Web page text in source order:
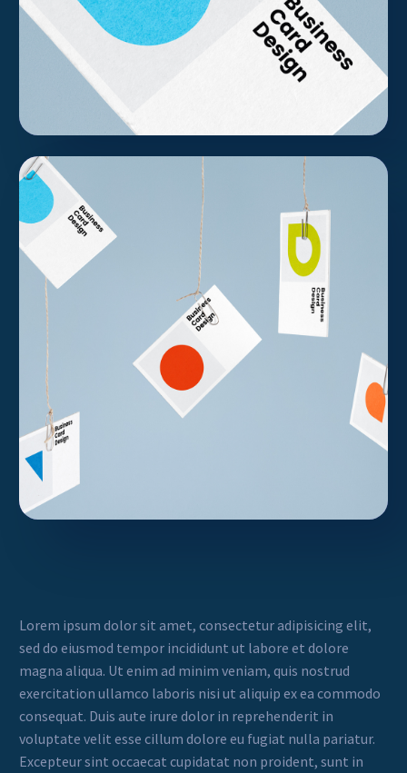
Lorem ipsum dolor sit amet, consectetur adipisicing elit,
sed do eiusmod tempor incididunt ut labore et dolore
magna aliqua. Ut enim ad minim veniam, quis nostrud
exercitation ullamco laboris nisi ut aliquip ex ea commodo
consequat. Duis aute irure dolor in reprehenderit in
voluptate velit esse cillum dolore eu fugiat nulla pariatur.
Excepteur sint occaecat cupidatat non proident, sunt in